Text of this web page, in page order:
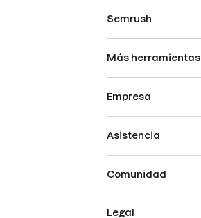
Semrush
Más herramientas
Empresa
Asistencia
Comunidad
Legal